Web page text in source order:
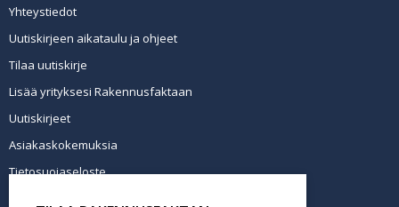
Yhteystiedot
Uutiskirjeen aikataulu ja ohjeet
Tilaa uutiskirje
Lisää yrityksesi Rakennusfaktaan
Uutiskirjeet
Asiakaskokemuksia
Tietosuojaseloste